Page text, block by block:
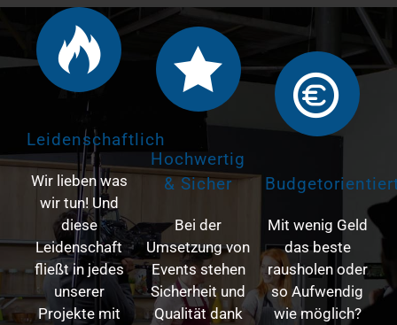
Leidenschaftlich
Wir lieben was
wir tun! Und
diese
Leidenschaft
fließt in jedes
unserer
Projekte mit
Hochwertig
& Sicher
Bei der
Umsetzung von
Events stehen
Sicherheit und
Qualität dank
Mit wenig Geld
das beste
rausholen oder
so Aufwendig
wie möglich?